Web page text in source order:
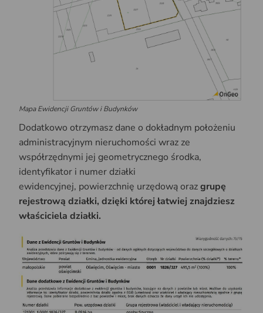
Mapa Ewidencji Gruntów i Budynków
Dodatkowo otrzymasz dane o dokładnym położeniu
administracyjnym nieruchomości wraz ze
współrzędnymi jej geometrycznego środka,
identyfikator i numer działki
ewidencyjnej, powierzchnię urzędową orazgrupę
rejestrową działki, dzięki której łatwiej znajdziesz
właściciela działki.